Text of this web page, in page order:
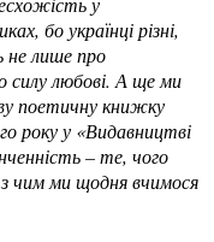
бо українці різні,
не лише про
силу любові. А ще ми
поетичну книжку
року у «Видавництві
– те, чого
чим ми щодня вчимося